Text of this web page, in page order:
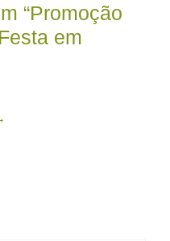
“Promoção
em